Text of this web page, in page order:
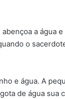
a água e
o
e água. A
de água sua